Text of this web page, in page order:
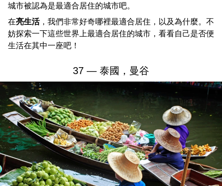
城市被認為是最適合居住的城市吧。
在亮生活，我們非常好奇哪裡最適合居住，以及為什麼。不
妨探索一下這些世界上最適合居住的城市，看看自己是否便
生活在其中一座吧！
37 — 泰國，曼谷